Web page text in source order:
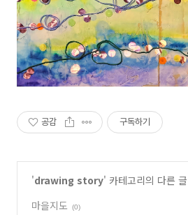
공감 구독하기
'drawing story' 카테고리의 다른 글
마을지도
(0)